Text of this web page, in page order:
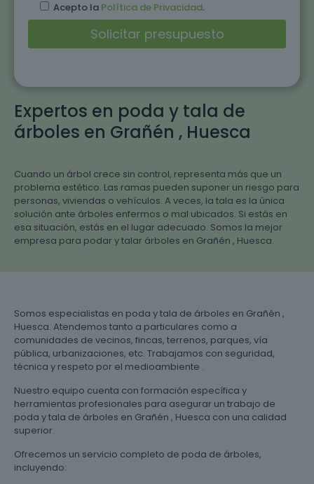
Expertos en poda y tala de
árboles en Grañén , Huesca
Cuando un árbol crece sin control, representa más que un
problema estético. Las ramas pueden suponer un riesgo para
personas, viviendas o vehículos. A veces, la tala es la única
solución ante árboles enfermos o mal ubicados. Si estás en
esa situación, estás en el lugar adecuado. Somos la mejor
empresa para podar y talar árboles en Grañén , Huesca.
Acepto la Política de Privacidad.
Somos especialistas en poda y tala de árboles en Grañén ,
Huesca. Atendemos tanto a particulares como a
comunidades de vecinos, fincas, terrenos, parques, vía
pública, urbanizaciones, etc. Trabajamos con seguridad,
técnica y respeto por el medioambiente .
Nuestro equipo cuenta con formación específica y
herramientas profesionales para asegurar un trabajo de
poda y tala de árboles en Grañén , Huesca con una calidad
superior.
Ofrecemos un servicio completo de poda de árboles,
incluyendo: